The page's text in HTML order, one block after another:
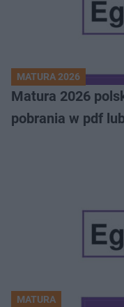
MATURA 2026
Matura 2026
pobrania w pdf
MATURA